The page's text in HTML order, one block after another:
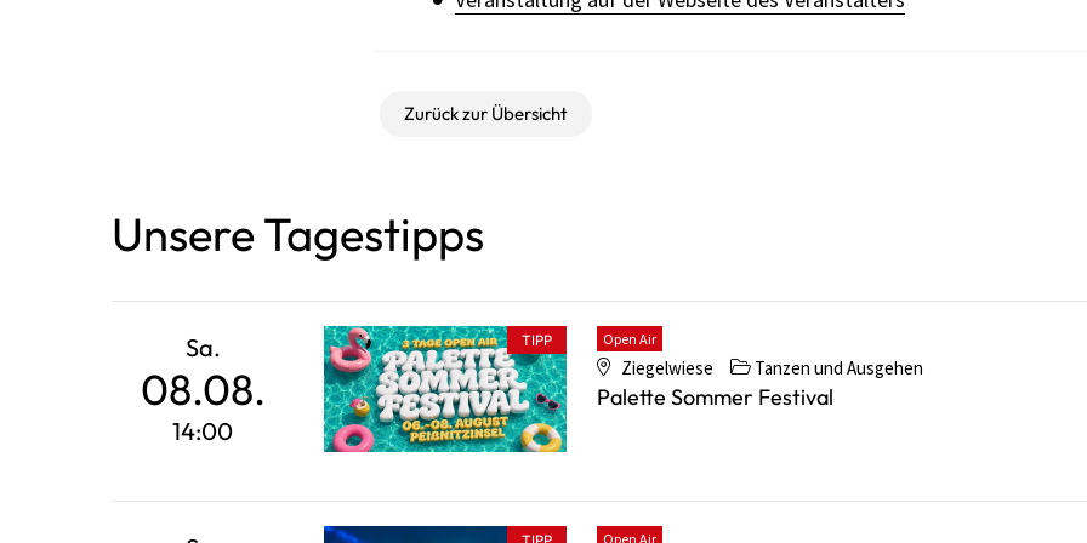
Zurück zur Übersicht
Unsere Tagestipps
Ziegelwiese Tanzen und Ausgehen
TIPP
Sa.
08.08.
14:00
Open Air
Palette Sommer Festival
Open Air